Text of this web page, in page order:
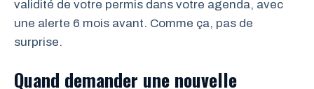
validité de votre permis dans votre agenda, avec
une alerte 6 mois avant. Comme ça, pas de
surprise.
Quand demander une nouvelle